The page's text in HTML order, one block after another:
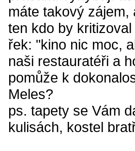
máte takový
ten kdo by
řek: "kino nic moc,
naši restauratéři a
pomůže k
Meles?
ps. tapety se Vám
kulisách, kostel